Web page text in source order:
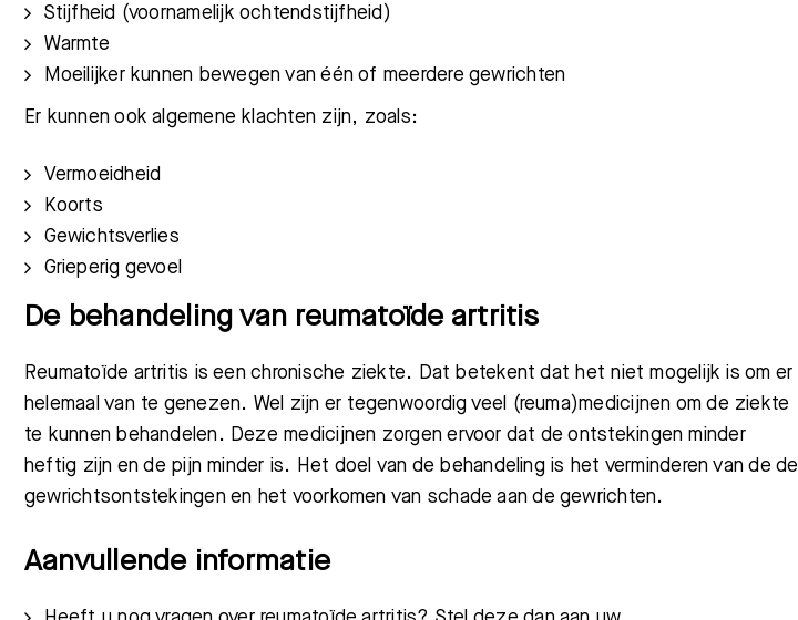
Stijfheid (voornamelijk ochtendstijfheid)
Warmte
Moeilijker kunnen bewegen van één of meerdere gewrichten
Er kunnen ook algemene klachten zijn, zoals:
Vermoeidheid
Koorts
Gewichtsverlies
Grieperig gevoel
De behandeling van reumatoïde artritis
Reumatoïde artritis is een chronische ziekte. Dat betekent dat het niet mogelijk is om er
helemaal van te genezen. Wel zijn er tegenwoordig veel (reuma)medicijnen om de ziekte
te kunnen behandelen. Deze medicijnen zorgen ervoor dat de ontstekingen minder
heftig zijn en de pijn minder is. Het doel van de behandeling is het verminderen van de de
gewrichtsontstekingen en het voorkomen van schade aan de gewrichten.
Aanvullende informatie